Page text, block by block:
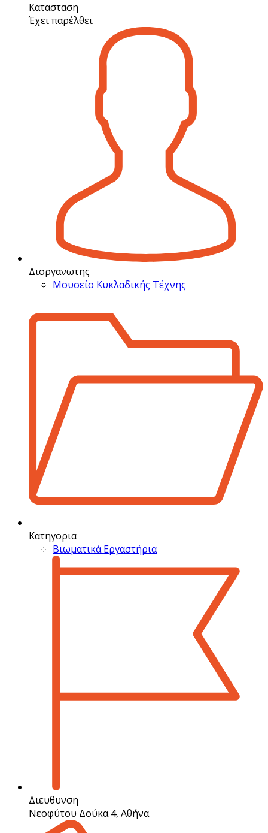
Κατασταση
Έχει παρέλθει
Διοργανωτης
Μουσείο Κυκλαδικής Τέχνης
Κατηγορια
Βιωματικά Εργαστήρια
Διευθυνση
Νεοφύτου Δούκα 4, Αθήνα